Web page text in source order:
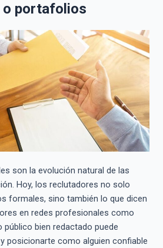
o portafolios
son la evolución natural de las
Hoy, los reclutadores no solo
formales, sino también lo que dicen
en redes profesionales como
público bien redactado puede
posicionarte como alguien confiable